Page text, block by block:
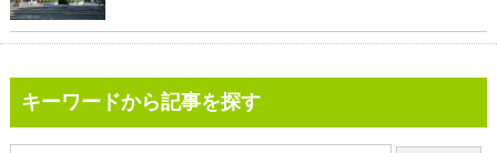
キーワードから記事を探す